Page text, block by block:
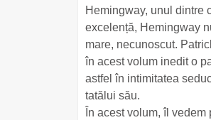
Hemingway, unul dintre
excelență, Hemingway
mare, necunoscut.
în acest volum inedit o
astfel în intimitatea
tatălui său.
În acest volum, îl